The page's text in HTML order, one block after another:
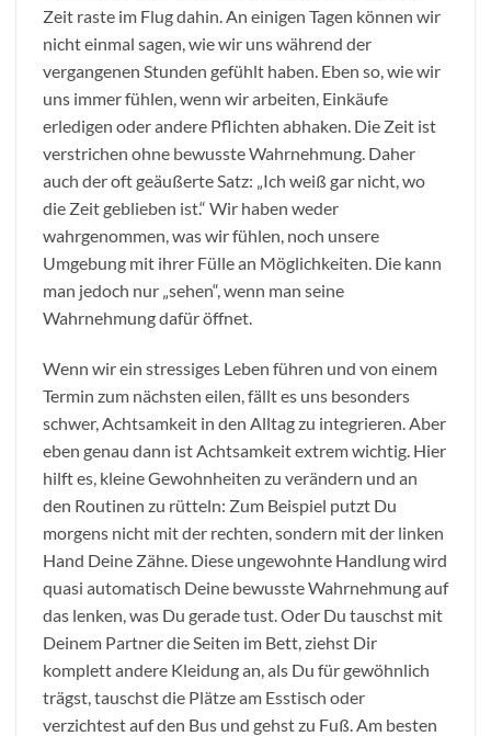
Zeit raste im Flug dahin. An einigen Tagen können wir
nicht einmal sagen, wie wir uns während der
vergangenen Stunden gefühlt haben. Eben so, wie wir
uns immer fühlen, wenn wir arbeiten, Einkäufe
erledigen oder andere Pflichten abhaken. Die Zeit ist
verstrichen ohne bewusste Wahrnehmung. Daher
auch der oft geäußerte Satz: „Ich weiß gar nicht, wo
die Zeit geblieben ist.“ Wir haben weder
wahrgenommen, was wir fühlen, noch unsere
Umgebung mit ihrer Fülle an Möglichkeiten. Die kann
man jedoch nur „sehen“, wenn man seine
Wahrnehmung dafür öffnet.
Wenn wir ein stressiges Leben führen und von einem
Termin zum nächsten eilen, fällt es uns besonders
schwer, Achtsamkeit in den Alltag zu integrieren. Aber
eben genau dann ist Achtsamkeit extrem wichtig. Hier
hilft es, kleine Gewohnheiten zu verändern und an
den Routinen zu rütteln: Zum Beispiel putzt Du
morgens nicht mit der rechten, sondern mit der linken
Hand Deine Zähne. Diese ungewohnte Handlung wird
quasi automatisch Deine bewusste Wahrnehmung auf
das lenken, was Du gerade tust. Oder Du tauschst mit
Deinem Partner die Seiten im Bett, ziehst Dir
komplett andere Kleidung an, als Du für gewöhnlich
trägst, tauschst die Plätze am Esstisch oder
verzichtest auf den Bus und gehst zu Fuß. Am besten